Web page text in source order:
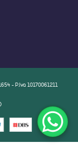
- P.Iva 10170061211